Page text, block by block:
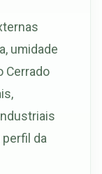
umidade
Cerrado
da